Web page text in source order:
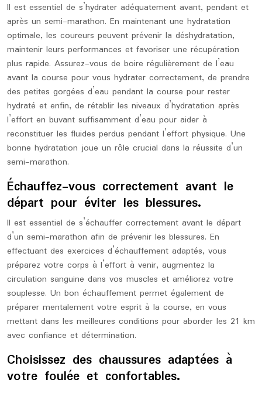
Il est essentiel de s’hydrater adéquatement avant, pendant et
après un semi-marathon. En maintenant une hydratation
optimale, les coureurs peuvent prévenir la déshydratation,
maintenir leurs performances et favoriser une récupération
plus rapide. Assurez-vous de boire régulièrement de l’eau
avant la course pour vous hydrater correctement, de prendre
des petites gorgées d’eau pendant la course pour rester
hydraté et enfin, de rétablir les niveaux d’hydratation après
l’effort en buvant suffisamment d’eau pour aider à
reconstituer les fluides perdus pendant l’effort physique. Une
bonne hydratation joue un rôle crucial dans la réussite d’un
semi-marathon.
Échauffez-vous correctement avant le
départ pour éviter les blessures.
Il est essentiel de s’échauffer correctement avant le départ
d’un semi-marathon afin de prévenir les blessures. En
effectuant des exercices d’échauffement adaptés, vous
préparez votre corps à l’effort à venir, augmentez la
circulation sanguine dans vos muscles et améliorez votre
souplesse. Un bon échauffement permet également de
préparer mentalement votre esprit à la course, en vous
mettant dans les meilleures conditions pour aborder les 21 km
avec confiance et détermination.
Choisissez des chaussures adaptées à
votre foulée et confortables.